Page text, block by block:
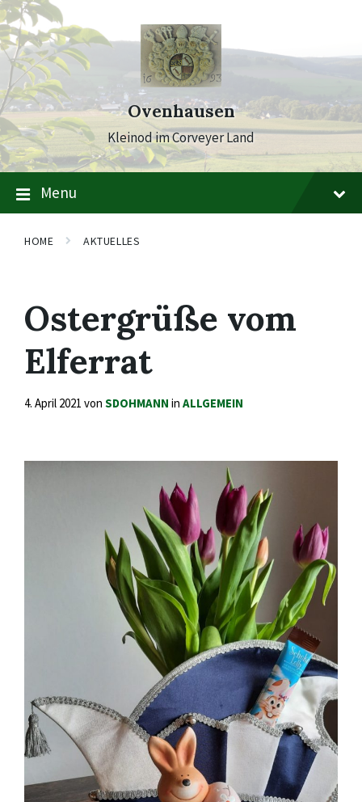
Skip
to
content
Skip
to
main
navigation
Skip
to
footer
Ovenhausen
Kleinod im Corveyer Land
Menu
HOME AKTUELLES
Ostergrüße vom
Elferrat
4. April 2021 von SDOHMANN in ALLGEMEIN